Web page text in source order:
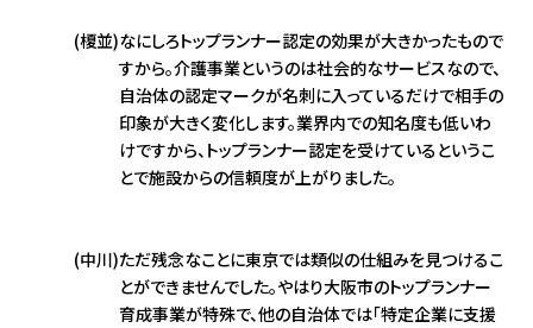
(榎並)なにしろトップランナー認定の効果が大きかったもので
すから。介護事業というのは社会的なサービスなので、
自治体の認定マークが名刺に入っているだけで相手の
印象が大きく変化します。業界内での知名度も低いわ
けですから、トップランナー認定を受けているというこ
とで施設からの信頼度が上がりました。
(中川)ただ残念なことに東京では類似の仕組みを見つけるこ
とができませんでした。やはり大阪市のトップランナー
育成事業が特殊で、他の自治体では「特定企業に支援